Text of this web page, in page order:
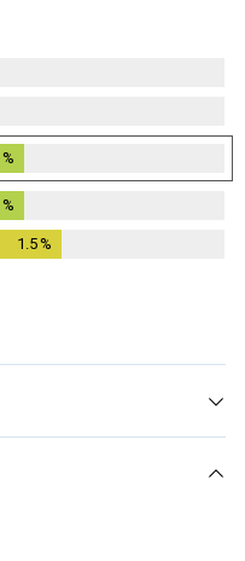
%
%
1.5%